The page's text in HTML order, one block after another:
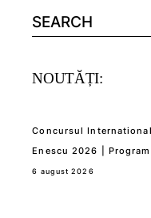
Search
for:
NOUTĂȚI:
Concursul
Enescu 2026 |
6 august 2026